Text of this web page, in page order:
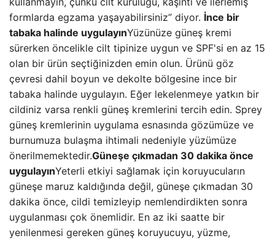
formlarda egzama yaşayabilirsiniz” diyor. İnce bir
tabaka halinde uygulayınYüzünüze güneş kremi
sürerken öncelikle cilt tipinize uygun ve SPF'si en az 15
olan bir ürün seçtiğinizden emin olun. Ürünü göz
çevresi dahil boyun ve dekolte bölgesine ince bir
tabaka halinde uygulayın. Eğer lekelenmeye yatkın bir
cildiniz varsa renkli güneş kremlerini tercih edin. Sprey
güneş kremlerinin uygulama esnasında gözümüze ve
burnumuza bulaşma ihtimali nedeniyle yüzümüze
önerilmemektedir.Güneşe çıkmadan 30 dakika önce
uygulayınYeterli etkiyi sağlamak için koruyucuların
güneşe maruz kaldığında değil, güneşe çıkmadan 30
dakika önce, cildi temizleyip nemlendirdikten sonra
uygulanması çok önemlidir. En az iki saatte bir
yenilenmesi gereken güneş koruyucuyu, yüzme,